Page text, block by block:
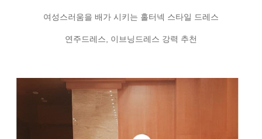
여성스러움을 배가 시키는 홀터넥 스타일 드레스
연주드레스, 이브닝드레스 강력 추천